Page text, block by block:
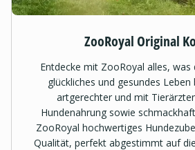
ZooRoyal Original
Entdecke mit ZooRoyal alles, was
glückliches und gesundes Leben
artgerechter und mit
Hundenahrung sowie
ZooRoyal hochwertiges
Qualität, perfekt abgestimmt auf